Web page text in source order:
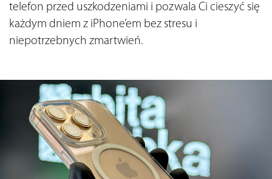
telefon przed uszkodzeniami i pozwala Ci cieszyć się
każdym dniem z iPhone’em bez stresu i
niepotrzebnych zmartwień.